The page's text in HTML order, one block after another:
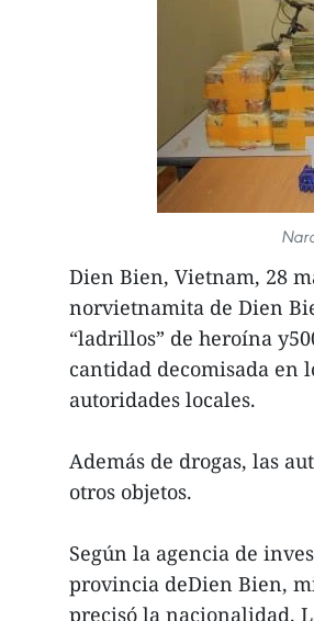
Dien Bien, Vietnam, 28
norvietnamita de Dien
“ladrillos” de heroína
cantidad decomisada en
autoridades locales.
Además de drogas, las
otros objetos.
Según la agencia de
provincia deDien Bien,
precisó la nacionalidad.